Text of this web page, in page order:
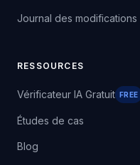
Journal des modifications
RESSOURCES
Vérificateur IA Gratuit FREE
Études de cas
Blog